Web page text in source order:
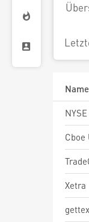
Name
Cboe
Xetra
gettex